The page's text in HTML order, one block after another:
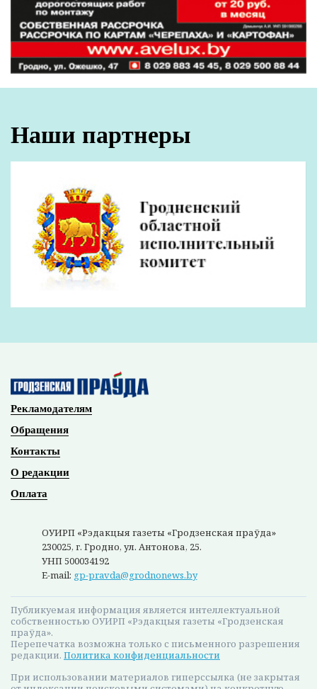
Наши партнеры
Рекламодателям
Обращения
Контакты
О редакции
Оплата
ОУИРП «Рэдакцыя газеты «Гродзенская праўда»
230025, г. Гродно, ул. Антонова, 25.
УНП 500034192
E-mail: gp-pravda@grodnonews.by
Публикуемая информация является интеллектуальной
собственностью ОУИРП «Рэдакцыя газеты «Гродзенская
праўда».
Перепечатка возможна только с письменного разрешения
редакции. Политика конфиденциальности
При использовании материалов гиперссылка (не закрытая